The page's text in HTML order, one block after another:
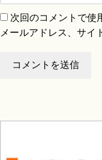
次回のコメントで使
メールアドレス、サイ